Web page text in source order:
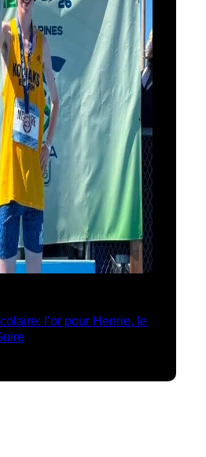
l’or pour Henrie, le